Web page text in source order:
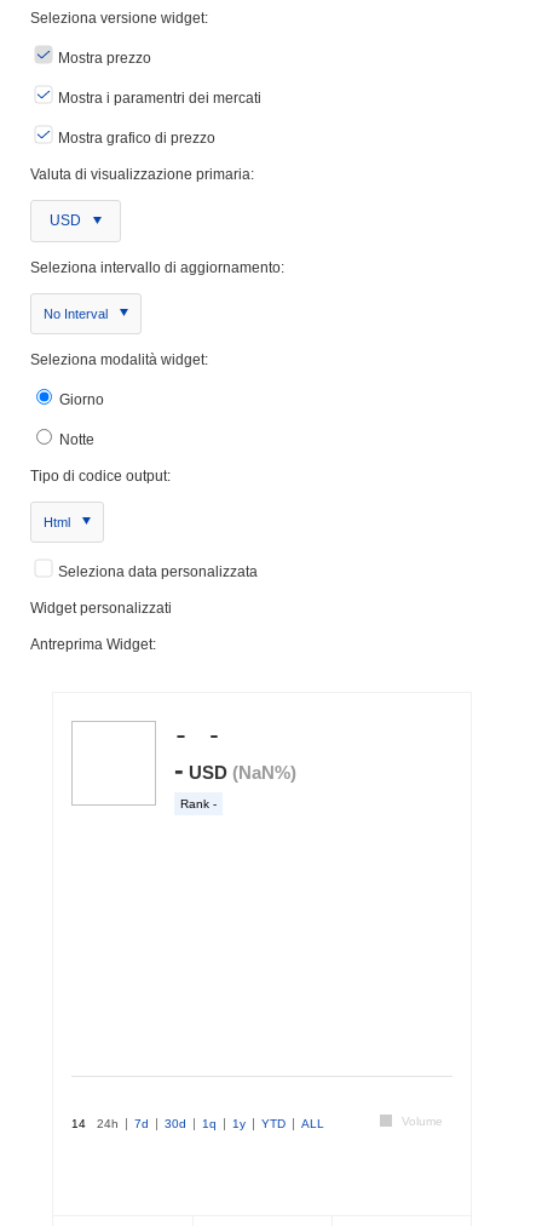
Seleziona versione widget:
Mostra prezzo
Mostra i paramentri dei mercati
Mostra grafico di prezzo
Valuta di visualizzazione primaria:
USD
Seleziona intervallo di aggiornamento:
No Interval
Seleziona modalità widget:
Giorno
Notte
Tipo di codice output:
Html
Seleziona data personalizzata
Widget personalizzati
Antreprima Widget: